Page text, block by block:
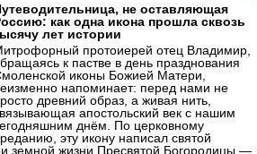
не оставляющая
как одна икона прошла сквозь
лет истории
протоиерей отец Владимир,
к пастве в день празднования
иконы Божией Матери,
напоминает: перед нами не
древний образ, а живая нить,
апостольский век с нашим
днём. По церковному
эту икону написал святой
земной жизни Пресвятой Богородицы —